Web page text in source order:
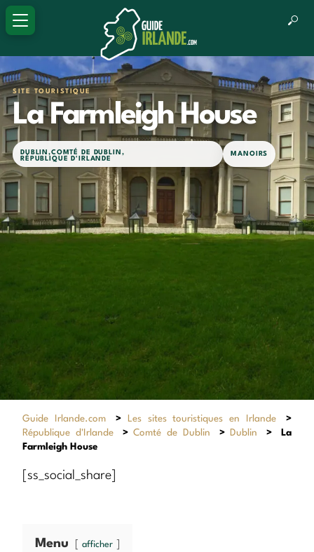
SITE TOURISTIQUE
La Farmleigh House
DUBLIN,COMTÉ DE DUBLIN ,
RÉPUBLIQUE D'IRLANDE
MANOIRS
Guide Irlande.com > Les sites touristiques en Irlande
>
République d'Irlande
>Comté de Dublin > Dublin >
La
Farmleigh House
[ss_social_share]
Menu afficher